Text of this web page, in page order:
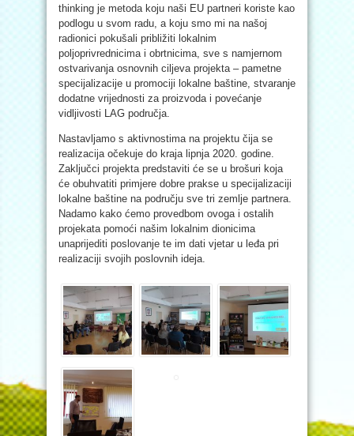
thinking je metoda koju naši EU partneri koriste kao
podlogu u svom radu, a koju smo mi na našoj
radionici pokušali približiti lokalnim
poljoprivrednicima i obrtnicima, sve s namjernom
ostvarivanja osnovnih ciljeva projekta – pametne
specijalizacije u promociji lokalne baštine, stvaranje
dodatne vrijednosti za proizvoda i povećanje
vidljivosti LAG područja.
Nastavljamo s aktivnostima na projektu čija se
realizacija očekuje do kraja lipnja 2020. godine.
Zaključci projekta predstaviti će se u brošuri koja
će obuhvatiti primjere dobre prakse u specijalizaciji
lokalne baštine na području sve tri zemlje partnera.
Nadamo kako ćemo provedbom ovoga i ostalih
projekata pomoći našim lokalnim dionicima
unaprijediti poslovanje te im dati vjetar u leđa pri
realizaciji svojih poslovnih ideja.